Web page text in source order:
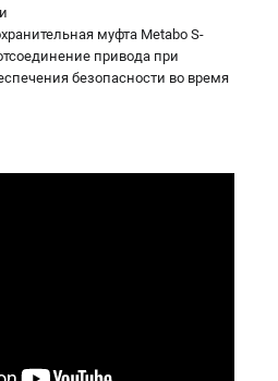
муфта Metabo S-
привода при
безопасности во время